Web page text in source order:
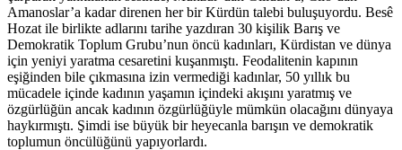
Amanoslar’a kadar direnen her bir Kürdün talebi buluşuyordu. Besê
Hozat ile birlikte adlarını tarihe yazdıran 30 kişilik Barış ve
Demokratik Toplum Grubu’nun öncü kadınları, Kürdistan ve dünya
için yeniyi yaratma cesaretini kuşanmıştı. Feodalitenin kapının
eşiğinden bile çıkmasına izin vermediği kadınlar, 50 yıllık bu
mücadele içinde kadının yaşamın içindeki akışını yaratmış ve
özgürlüğün ancak kadının özgürlüğüyle mümkün olacağını dünyaya
haykırmıştı. Şimdi ise büyük bir heyecanla barışın ve demokratik
toplumun öncülüğünü yapıyorlardı.